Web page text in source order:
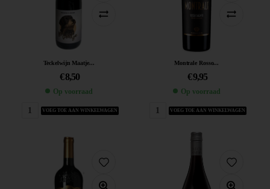
Teckelwijn Maatje...
€ 8,50
Op voorraad
VOEG TOE AAN WINKELWAGEN
Montrale Rosso...
€9,95
Op voorraad
VOEG TOE AAN WINKELWAGEN